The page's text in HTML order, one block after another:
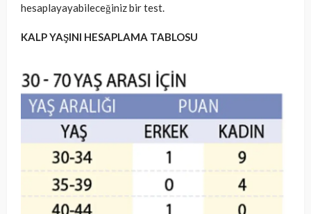
hesaplayayabileceğiniz bir test.
KALP YAŞINI HESAPLAMA TABLOSU